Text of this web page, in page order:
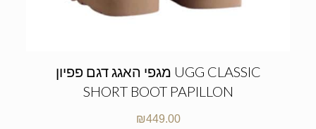
מגפי האגג דגם פפיון UGG CLASSIC
SHORT BOOT PAPILLON
₪449.00